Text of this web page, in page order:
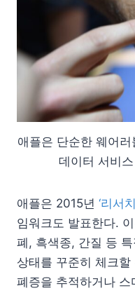
애플은 단순한 웨어
데이터 서비
애플은 2015년 ‘리서
임워크도 발표한다.
폐, 흑색종, 간질 등
상태를 꾸준히 체크
폐증을 추적하거나 스